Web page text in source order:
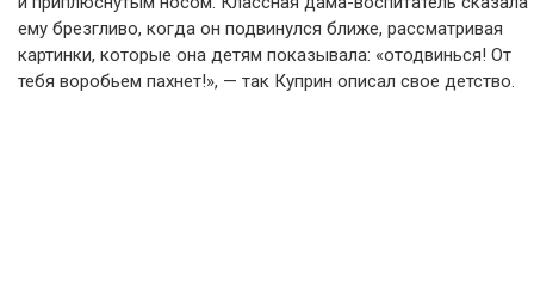
ему брезгливо, когда он подвинулся ближе, рассматривая
картинки, которые она детям показывала: «отодвинься! От
тебя воробьем пахнет!», — так Куприн описал свое детство.